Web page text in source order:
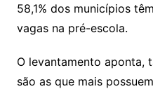
58,1% dos municípios
vagas na pré-escola.
O levantamento aponta,
são as que mais